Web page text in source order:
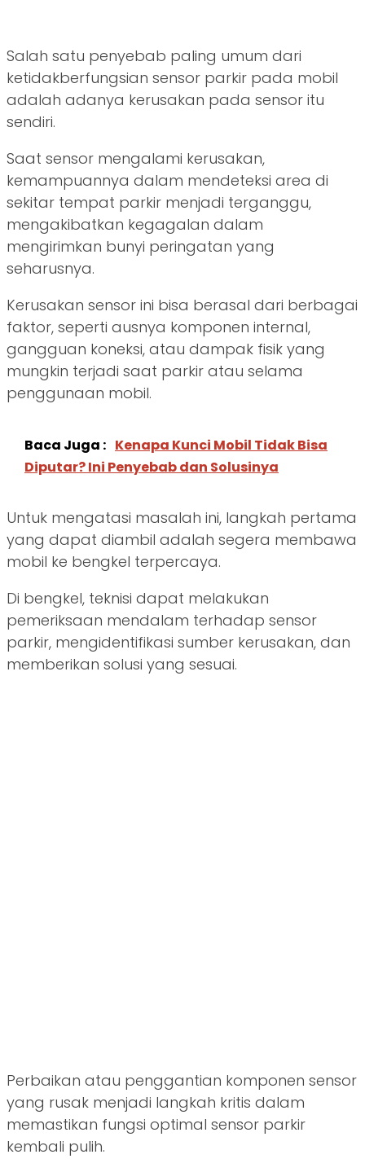
Salah satu penyebab paling umum dari
ketidakberfungsian sensor parkir pada mobil
adalah adanya kerusakan pada sensor itu
sendiri.
Saat sensor mengalami kerusakan,
kemampuannya dalam mendeteksi area di
sekitar tempat parkir menjadi terganggu,
mengakibatkan kegagalan dalam
mengirimkan bunyi peringatan yang
seharusnya.
Kerusakan sensor ini bisa berasal dari berbagai
faktor, seperti ausnya komponen internal,
gangguan koneksi, atau dampak fisik yang
mungkin terjadi saat parkir atau selama
penggunaan mobil.
Baca Juga : Kenapa Kunci Mobil Tidak Bisa
Diputar? Ini Penyebab dan Solusinya
Untuk mengatasi masalah ini, langkah pertama
yang dapat diambil adalah segera membawa
mobil ke bengkel terpercaya.
Di bengkel, teknisi dapat melakukan
pemeriksaan mendalam terhadap sensor
parkir, mengidentifikasi sumber kerusakan, dan
memberikan solusi yang sesuai.
Perbaikan atau penggantian komponen sensor
yang rusak menjadi langkah kritis dalam
memastikan fungsi optimal sensor parkir
kembali pulih.